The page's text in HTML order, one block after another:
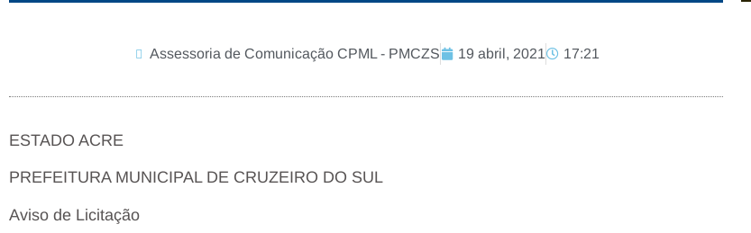
Assessoria de Comunicação CPML - PMCZS 19 abril, 2021 17:21
ESTADO ACRE
PREFEITURA MUNICIPAL DE CRUZEIRO DO SUL
Aviso de Licitação